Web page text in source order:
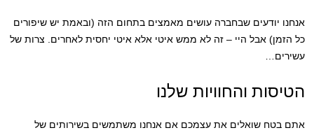
אנחנו יודעים שבחברה עושים מאמצים בתחום הזה (ובאמת יש שיפורים
כל הזמן) אבל היי – זה לא ממש איטי אלא איטי יחסית לאחרים. צרות של
עשירים…
הטיסות והחוויות שלנו
אתם בטח שואלים את עצמכם אם אנחנו משתמשים בשירותים של